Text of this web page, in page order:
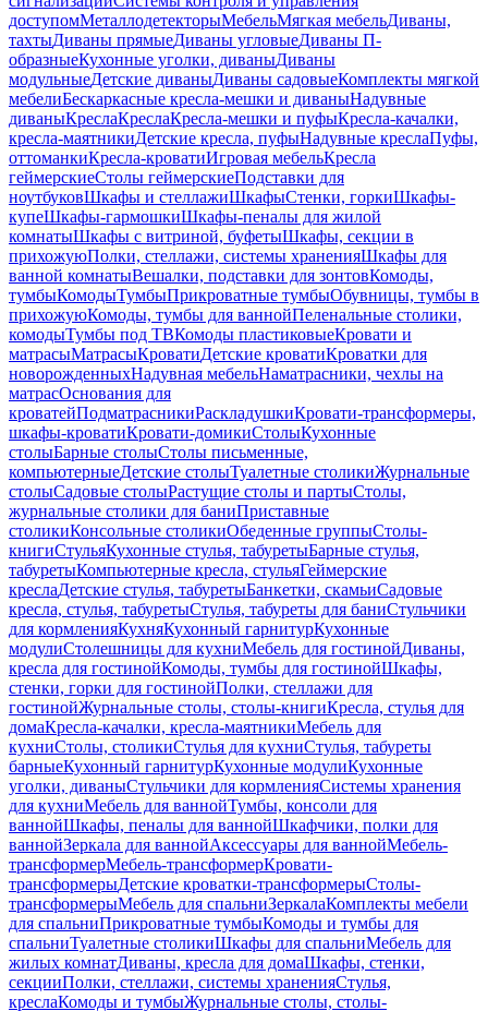
доступомМеталлодетекторыМебельМягкая мебельДиваны,
тахтыДиваны прямыеДиваны угловыеДиваны П-
образныеКухонные уголки, диваныДиваны
модульныеДетские диваныДиваны садовыеКомплекты мягкой
мебелиБескаркасные кресла-мешки и диваныНадувные
диваныКреслаКреслаКресла-мешки и пуфыКресла-качалки,
кресла-маятникиДетские кресла, пуфыНадувные креслаПуфы,
оттоманкиКресла-кроватиИгровая мебельКресла
геймерскиеСтолы геймерскиеПодставки для
ноутбуковШкафы и стеллажиШкафыСтенки, горкиШкафы-
купеШкафы-гармошкиШкафы-пеналы для жилой
комнатыШкафы с витриной, буфетыШкафы, секции в
прихожуюПолки, стеллажи, системы храненияШкафы для
ванной комнатыВешалки, подставки для зонтовКомоды,
тумбыКомодыТумбыПрикроватные тумбыОбувницы, тумбы в
прихожуюКомоды, тумбы для ваннойПеленальные столики,
комодыТумбы под ТВКомоды пластиковыеКровати и
матрасыМатрасыКроватиДетские кроватиКроватки для
новорожденныхНадувная мебельНаматрасники, чехлы на
матрасОснования для
кроватейПодматрасникиРаскладушкиКровати-трансформеры,
шкафы-кроватиКровати-домикиСтолыКухонные
столыБарные столыСтолы письменные,
компьютерныеДетские столыТуалетные столикиЖурнальные
столыСадовые столыРастущие столы и партыСтолы,
журнальные столики для баниПриставные
столикиКонсольные столикиОбеденные группыСтолы-
книгиСтульяКухонные стулья, табуретыБарные стулья,
табуретыКомпьютерные кресла, стульяГеймерские
креслаДетские стулья, табуретыБанкетки, скамьиСадовые
кресла, стулья, табуретыСтулья, табуреты для баниСтульчики
для кормленияКухняКухонный гарнитурКухонные
модулиСтолешницы для кухниМебель для гостинойДиваны,
кресла для гостинойКомоды, тумбы для гостинойШкафы,
стенки, горки для гостинойПолки, стеллажи для
гостинойЖурнальные столы, столы-книгиКресла, стулья для
домаКресла-качалки, кресла-маятникиМебель для
кухниСтолы, столикиСтулья для кухниСтулья, табуреты
барныеКухонный гарнитурКухонные модулиКухонные
уголки, диваныСтульчики для кормленияСистемы хранения
для кухниМебель для ваннойТумбы, консоли для
ваннойШкафы, пеналы для ваннойШкафчики, полки для
ваннойЗеркала для ваннойАксессуары для ваннойМебель-
трансформерМебель-трансформерКровати-
трансформерыДетские кроватки-трансформерыСтолы-
трансформерыМебель для спальниЗеркалаКомплекты мебели
для спальниПрикроватные тумбыКомоды и тумбы для
спальниТуалетные столикиШкафы для спальниМебель для
жилых комнатДиваны, кресла для домаШкафы, стенки,
секцииПолки, стеллажи, системы храненияСтулья,
креслаКомоды и тумбыЖурнальные столы, столы-